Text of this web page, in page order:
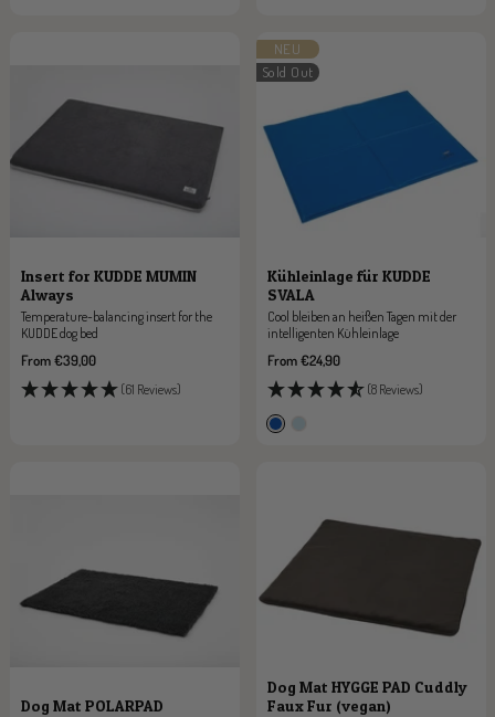
Insert for KUDDE MUMIN
Always
Temperature-balancing insert for the
KUDDE dog bed
Sale
price
From €39,00
(61 Reviews)
NEU
Sold Out
Kühleinlage für KUDDE
SVALA
Cool bleiben an heißen Tagen mit der
intelligenten Kühleinlage
Sale
price
From €24,90
(8 Reviews)
c
b
i
e
Dog Mat POLARPAD
Dog Mat HYGGE PAD Cuddly
Faux Fur (vegan)